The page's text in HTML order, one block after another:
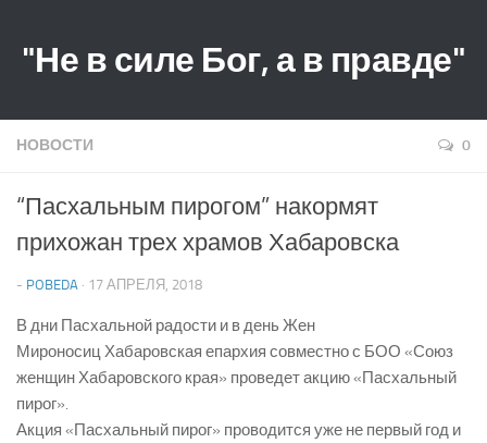
"Не в силе Бог, а в правде"
НОВОСТИ 0
“Пасхальным пирогом” накормят
прихожан трех храмов Хабаровска
- POBEDA · 17 АПРЕЛЯ, 2018
В дни Пасхальной радости и в день Жен
МироносицХабаровская епархия совместно с БОО «Союз
женщин Хабаровского края» проведет акцию «Пасхальный
пирог».
Акция «Пасхальный пирог» проводится уже не первый год и